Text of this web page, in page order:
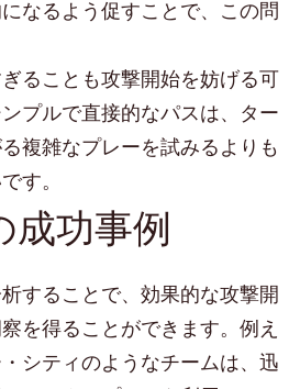
なるよう促すことで、この問
ることも攻撃開始を妨げる可
プルで直接的なパスは、ター
複雑なプレーを試みるよりも
す。
成功事例
することで、効果的な攻撃開
を得ることができます。例え
シティのようなチームは、迅